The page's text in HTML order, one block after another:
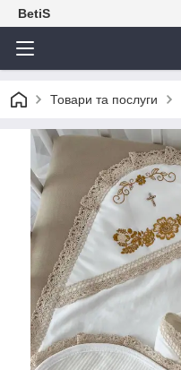
BetiS
Товари та послуги